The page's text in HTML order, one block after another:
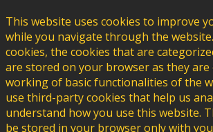
This website uses cookies to improve
while you navigate through the
cookies, the cookies that are
are stored on your browser as they
working of basic functionalities of the
use third-party cookies that help us
understand how you use this website.
be stored in your browser only with